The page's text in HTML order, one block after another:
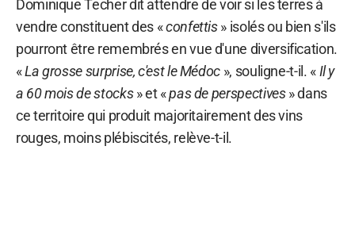
Dominique Techer dit attendre de voir si les terres à
vendre constituent des «confettis» isolés ou bien s'ils
pourront être remembrés en vue d'une diversification.
«La grosse surprise, c'est le Médoc », souligne-t-il. « Il y
a 60 mois de stocks» et «pas de perspectives» dans
ce territoire qui produit majoritairement des vins
rouges, moins plébiscités, relève-t-il.